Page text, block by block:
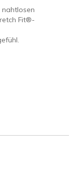
nahtlosen
Fit®-